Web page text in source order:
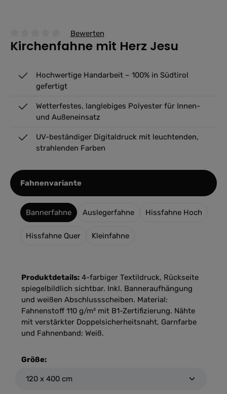
Durchschnittliche Bewertung von 0 von 5 Sternen
Bewerten
Kirchenfahne mit Herz Jesu
Hochwertige Handarbeit – 100% in Südtirol
gefertigt
Wetterfestes, langlebiges Polyester für Innen-
und Außeneinsatz
UV-beständiger Digitaldruck mit leuchtenden,
strahlenden Farben
Fahnenvarianteauswählen
Bannerfahne Auslegerfahne Hissfahne Hoch
Hissfahne Quer Kleinfahne
Produktdetails: 4-farbiger Textildruck, Rückseite
spiegelbildlich sichtbar. Inkl. Banneraufhängung
und weißen Abschlussscheiben. Material:
Fahnenstoff 110 g/m² mit B1-Zertifizierung. Nähte
mit verstärkter Doppelsicherheitsnaht, Garnfarbe
und Fahnenband: Weiß.
Größe: